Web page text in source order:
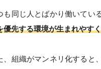
も同じ人とばかり働いてい
優先する環境が生まれやす
、組織がマンネリ化すると